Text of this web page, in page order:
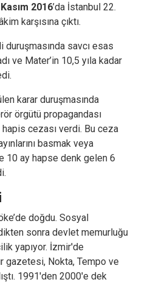
2016’da İstanbul 22.
karşısına çıktı.
duruşmasında savcı esas
ve Mater’in 10,5 yıla kadar
karar duruşmasında
örgütü propagandası
cezası verdi. Bu ceza
basmak veya
10 ay hapse denk gelen 6
doğdu. Sosyal
sonra devlet memurluğu
yapıyor. İzmir'de
gazetesi, Nokta, Tempo ve
1991'den 2000'e dek